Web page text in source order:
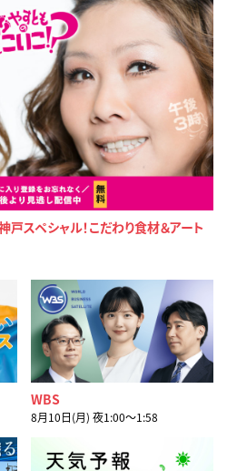
戸スペシャル！こだわり食材＆アート
WBS
8月10日(月) 夜1:00〜1:58